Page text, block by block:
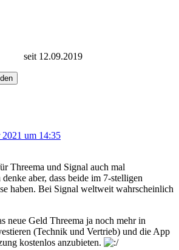
seit 12.09.2019
2021 um 14:35
Threema und Signal auch mal
aber, dass beide im 7-stelligen
haben. Bei Signal weltweit wahrscheinlich
neue Geld Threema ja noch mehr in
(Technik und Vertrieb) und die App
kostenlos anzubieten.